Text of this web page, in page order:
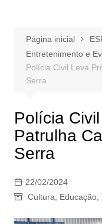
Página inicial
Entretenimento e
Polícia Civil Leva
Serra
Polícia
Patrulha
Serra
22/02/2024
Cultura
Educação,